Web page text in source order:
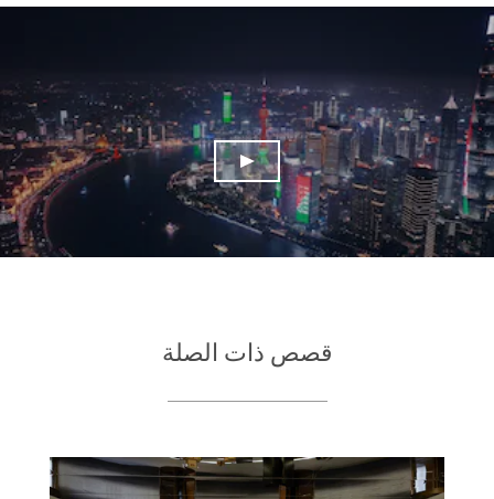
قصص ذات الصلة